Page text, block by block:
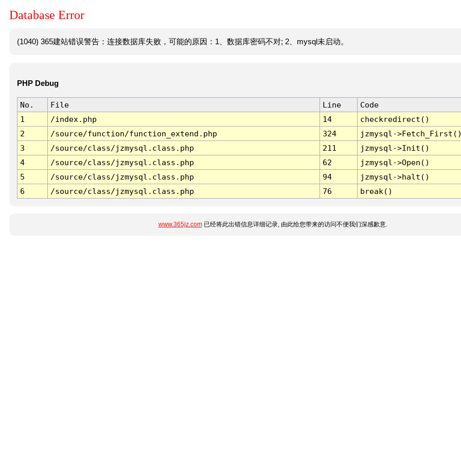
Database Error
(1040) 365建站错误警告：连接数据库失败，可能的原因：1、数据库密码不对; 2、mysql未启动。
PHP Debug
No. File Line
Code
1
/index.php 14
checkredirect()
2
/source/function/function_extend.php 324
jzmysql-
3
/source/class/jzmysql.class.php 211
jzmysql->Init()
4
/source/class/jzmysql.class.php 62
jzmysql->Open()
5
/source/class/jzmysql.class.php 94
jzmysql->halt()
6
/source/class/jzmysql.class.php 76 break()
www.365jz.com已经将此出错信息详细记录, 由此给您带来的访问不便我们深感歉意.